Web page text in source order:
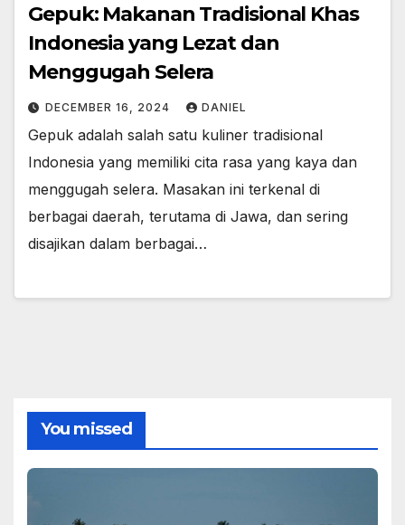
Gepuk: Makanan Tradisional Khas
Indonesia yang Lezat dan
Menggugah Selera
DECEMBER 16, 2024 DANIEL
Gepuk adalah salah satu kuliner tradisional
Indonesia yang memiliki cita rasa yang kaya dan
menggugah selera. Masakan ini terkenal di
berbagai daerah, terutama di Jawa, dan sering
disajikan dalam berbagai…
You missed